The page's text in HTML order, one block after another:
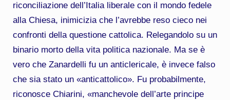
riconciliazione dell’Italia liberale con il mondo fedele
alla Chiesa, inimicizia che l’avrebbe reso cieco nei
confronti della questione cattolica. Relegandolo su un
binario morto della vita politica nazionale. Ma se è
vero che Zanardelli fu un anticlericale, è invece falso
che sia stato un «anticattolico». Fu probabilmente,
riconosce Chiarini, «manchevole dell’arte principe